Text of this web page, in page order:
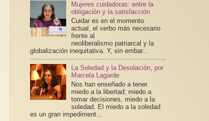
Mujeres cuidadoras: entre la
obligación y la satisfacción
Cuidar es en el momento
actual, el verbo más necesario
frente al
neoliberalismo patriarcal y la
globalización inequitativa. Y, sin embar...
La Soledad y la Desolación, por
Marcela Lagarde
Nos han enseñado a tener
miedo a la libertad; miedo a
tomar decisiones, miedo a la
soledad. El miedo a la soledad
es un gran impediment...